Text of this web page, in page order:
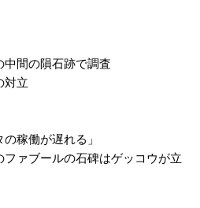
中間の隕石跡で調査
対立
稼働が遅れる」
ァブールの石碑はゲッコウが立